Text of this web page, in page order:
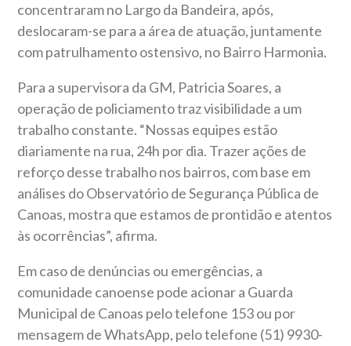
concentraram no Largo da Bandeira, após,
deslocaram-se para a área de atuação, juntamente
com patrulhamento ostensivo, no Bairro Harmonia.
Para a supervisora da GM, Patricia Soares, a
operação de policiamento traz visibilidade a um
trabalho constante. “Nossas equipes estão
diariamente na rua, 24h por dia. Trazer ações de
reforço desse trabalho nos bairros, com base em
análises do Observatório de Segurança Pública de
Canoas, mostra que estamos de prontidão e atentos
às ocorrências”, afirma.
Em caso de denúncias ou emergências, a
comunidade canoense pode acionar a Guarda
Municipal de Canoas pelo telefone 153 ou por
mensagem de WhatsApp, pelo telefone (51) 9930-